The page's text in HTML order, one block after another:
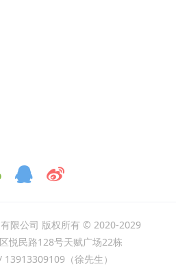
限公司 版权所有 © 2020-2029
悦民路128号天赋广场22栋
（徐先生）